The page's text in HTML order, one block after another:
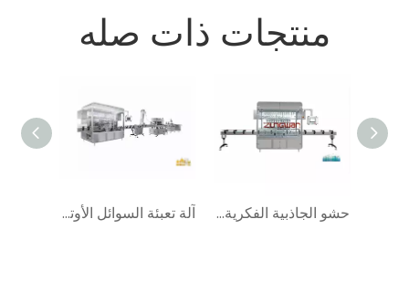
منتجات ذات صله
آلة تعبئة السوائل الأوتوماتيكية ZHS8-1923N حشو الجاذبية الفكرية ZHBL-1916H